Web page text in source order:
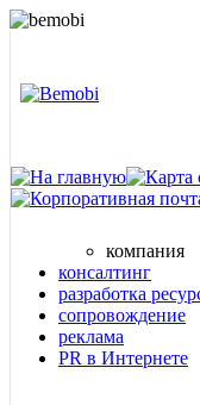
компания
консалтинг
разработка
сопровождение
реклама
PR в Интернете